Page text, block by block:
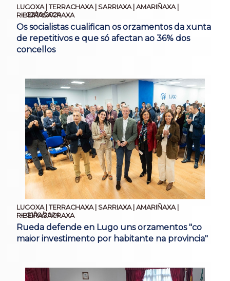
LUGOXA | TERRACHAXA | SARRIAXA | AMARIÑAXA |
RIBEIRASACRAXA
22/10/2024
Os socialistas cualifican os orzamentos da xunta
de repetitivos e que só afectan ao 36% dos
concellos
LUGOXA | TERRACHAXA | SARRIAXA | AMARIÑAXA |
RIBEIRASACRAXA
21/10/2024
Rueda defende en Lugo uns orzamentos "co
maior investimento por habitante na provincia"